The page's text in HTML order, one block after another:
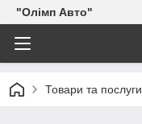
"Олімп Авто"
Товари та послуги